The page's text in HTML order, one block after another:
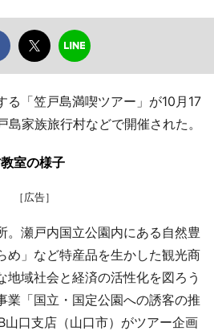
「笠戸島満喫ツアー」が10月17
島家族旅行村などで開催された。
室の様子
［広告］
瀬戸内国立公園内にある自然豊
め」など特産品を生かした観光商
地域社会と経済の活性化を図ろう
業「国立・国定公園への誘客の推
口支店（山口市）がツアー企画